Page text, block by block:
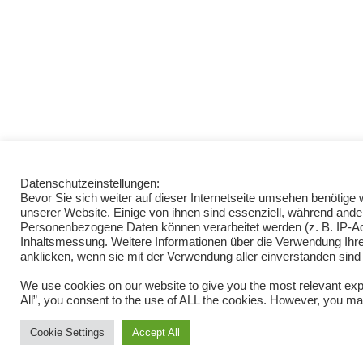
Datenschutzeinstellungen:
Bevor Sie sich weiter auf dieser Internetseite umsehen
unserer Website. Einige von ihnen sind essenziell, während
Personenbezogene Daten können verarbeitet werden (z. B. IP-
Inhaltsmessung. Weitere Informationen über die Verwendung
anklicken, wenn sie mit der Verwendung aller einverstanden
We use cookies on our website to give you the most relevant
All”, you consent to the use of ALL the cookies. However, you
Cookie Settings Accept All